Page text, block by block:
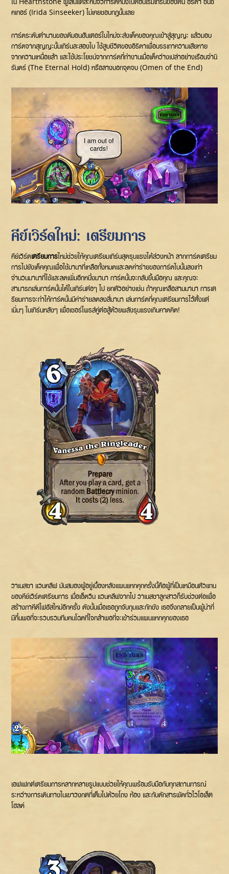
คเกอร์ (Irida Sinseeker) ไม่เคยชอบกฎนั้นเลย
การ์ดระดับตำนานของดีมอนฮันเตอร์ใบใหม่จะส่งเด็คของคุณเข้าสู่สุญญะ แล้วมอบ
การ์ดจากสุญญะนั้นเทิร์นละสองใบ ใช้สูบชีวิตของอิริดาเพื่อบรรเทาความเสียหาย
จากความเหนื่อยล้า และใช้ประโยชน์จากการ์ดที่ทำงานเมื่อเด็คว่างเปล่าอย่างเรือนจำนิ
รันดร์ (The Eternal Hold) หรือลางบอกจุดจบ (Omen of the End)
คีย์เวิร์ดใหม่: เตรียมการ
คีย์เวิร์ดเตรียมการใหม่ช่วยให้คุณเตรียมเทิร์นสุดรุนแรงได้ล่วงหน้า ลากการ์ดเตรียม
การไปยังเด็คคุณเพื่อใช้มานาที่เหลือทั้งหมดและลดค่าร่ายของการ์ดใบนั้นลงเท่า
จำนวนมานาที่ใช้และลดเพิ่มอีกหนึ่งมานา การ์ดนั้นจะกลับขึ้นมือคุณ และคุณจะ
สามารถเล่นการ์ดนั้นได้ในเทิร์นต่อๆ ไป ยกตัวอย่างเช่น ถ้าคุณเหลือสามมานา การเต
รียมการจะทำให้การ์ดนั้นมีค่าร่ายลดลงสี่มานา เล่นการ์ดที่คุณเตรียมการไว้ตั้งแต่
เนิ่นๆ ในเทิร์นหลังๆ เพื่อเซอร์ไพรส์คู่ต่อสู้ด้วยพลังรุนแรงเกินคาดคิด!
วาเนสซา แวนคลีฟ มันสมองผู้อยู่เบื้องหลังแผนแหกคุกครั้งนี้คือผู้ที่เป็นเหมือนตัวแทน
ของคีย์เวิร์ดเตรียมการ เมื่อเอ็ดวิน แวนคลีฟจากไป วาเนสซาลูกสาวก็รับช่วงต่อเพื่อ
สร้างภาคีดีไฟอัสใหม่อีกครั้ง ดังนั้นเมื่อเธอถูกจับกุมและกักขัง เธอจึงกลายเป็นผู้นำที่
มีกึ๋นพอที่จะรวบรวมทีมคนโฉดที่ใจกล้าพอที่จะเข้าร่วมแผนแหกคุกของเธอ
เอฟเฟกต์เตรียมการหลากหลายรูปแบบช่วยให้คุณพร้อมรับมือกับทุกสถานการณ์
ระหว่างการเดินทางในเขาวงกตที่เต็มไปด้วยโถง ห้อง และกับดักสารพัดทั่วไวโอเล็ต
โฮลด์